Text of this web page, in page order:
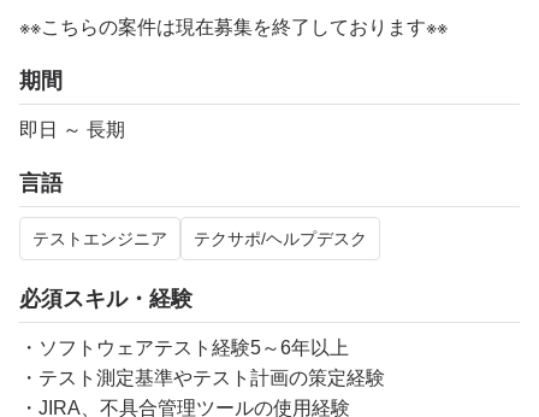
※※こちらの案件は現在募集を終了しております※※
期間
即日 ～ 長期
言語
テストエンジニア テクサポ/ヘルプデスク
必須スキル・経験
・ソフトウェアテスト経験5～6年以上
・テスト測定基準やテスト計画の策定経験
・JIRA、不具合管理ツールの使用経験